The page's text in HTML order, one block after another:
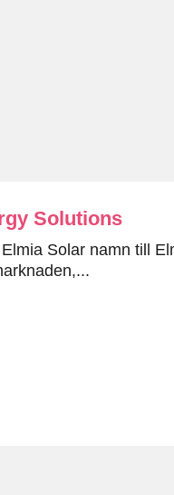
Solutions
Solar namn till